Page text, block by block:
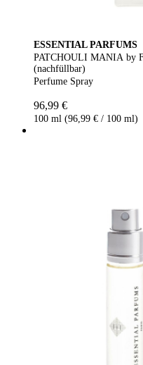
ESSENTIAL PARFUMS
PATCHOULI MANIA by
(nachfüllbar)
Perfume Spray
96,99 €
100 ml (96,99 € / 100 ml)